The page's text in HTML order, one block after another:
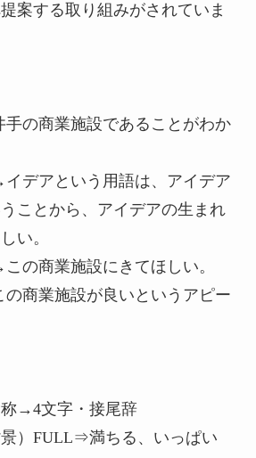
案する取り組みがされていま
の商業施設であることがわか
デアという用語は、アイデア
ことから、アイデアの生まれ
い。
の商業施設にきてほしい。
商業施設が良いというアピー
→4文字・接尾辞
）FULL⇒満ちる、いっぱい